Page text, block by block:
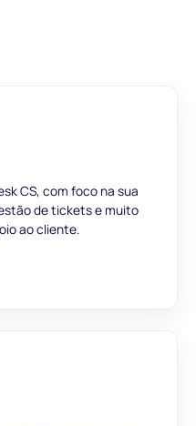
CS, com foco na sua
de tickets e muito
ao cliente.